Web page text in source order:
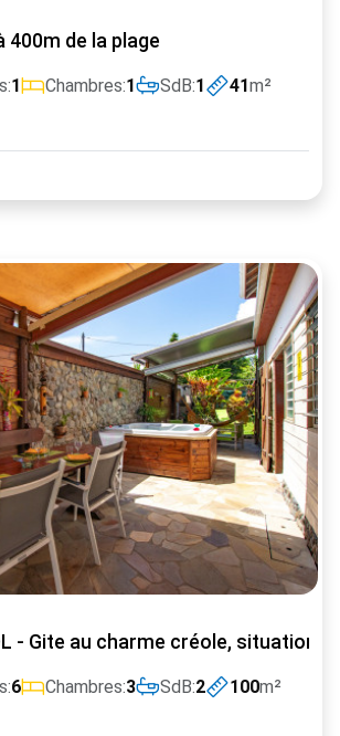
400m de la plage
1 Chambres:1 SdB:1 41m²
- Gite au charme créole, situation
6 Chambres:3 SdB:2 100m²